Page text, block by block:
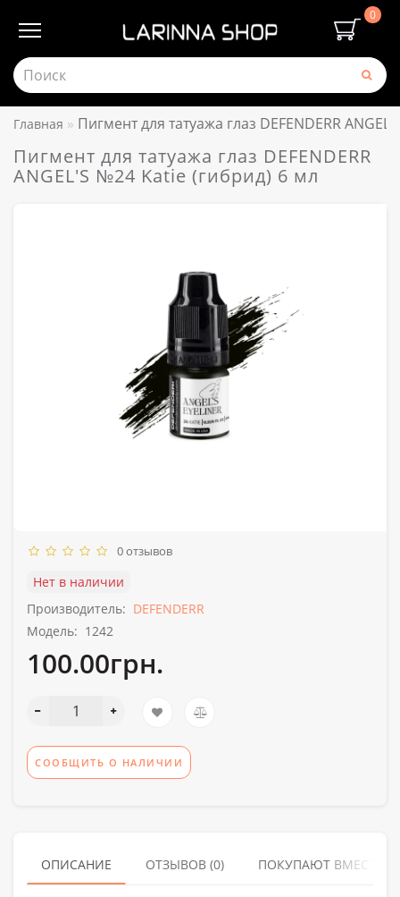
0
Главная Пигмент для татуажа глаз DEFENDERR
Пигмент для татуажа глаз DEFENDERR
ANGEL'S №24 Katie (гибрид) 6 мл
0 отзывов
Нет в наличии
Производитель: DEFENDERR
Модель: 1242
100.00грн.
СООБЩИТЬ О НАЛИЧИИ
ОПИСАНИЕ ОТЗЫВОВ (0) ПОКУПАЮТ ВМЕСТЕ